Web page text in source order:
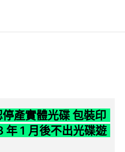
產實體光碟 包裝印
1 月後不出光碟遊